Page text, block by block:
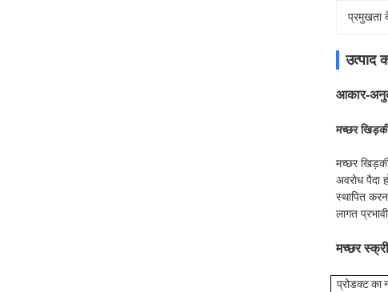
प्रमुखता
उत्पाद
आकार-
मच्छर
मच्छर
अवरोध पैदा
स्थापित
लागत
मच्छर
प्रोडक्ट का